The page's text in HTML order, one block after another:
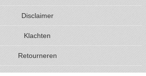
Disclaimer
Klachten
Retourneren